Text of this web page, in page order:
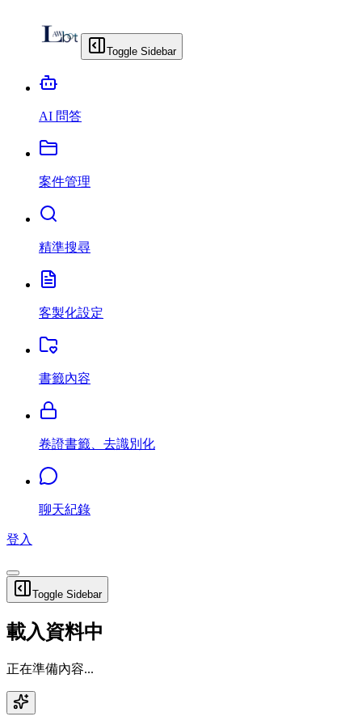
Toggle Sidebar
AI 問答
案件管理
精準搜尋
客製化設定
書籤內容
卷證書籤、去識別化
聊天紀錄
登入
Toggle Sidebar
載入資料中
正在準備內容...